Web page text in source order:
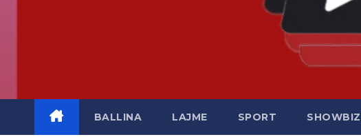
BALLINA LAJME SPORT SHOWBIZ